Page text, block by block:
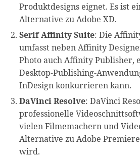
Produktdesigns eignet. Es ist
Alternative zu Adobe XD.
Serif Affinity Suite: Die
umfasst neben Affinity
Photo auch Affinity Publisher,
Desktop-Publishing-
InDesign konkurrieren kann.
DaVinci Resolve: DaVinci
professionelle
vielen Filmemachern und
Alternative zu Adobe
wird.